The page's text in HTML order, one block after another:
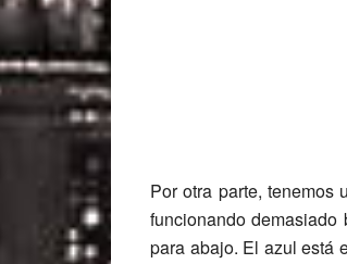
Por otra parte, tenemos
funcionando
para abajo. El azul está